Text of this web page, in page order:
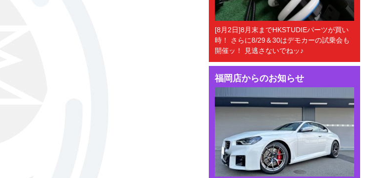
[8月2日]8月末までHKSTUDIEパーツが買い
時！ さらに8/29＆30はデモカーの試乗会も
開催ッ！ 見逃さないでねッ♪
福岡店からのお知らせ